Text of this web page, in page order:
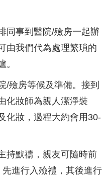
同事到醫院/殮房一起辦
由我們代為處理繁瑣的
。
/殮房等候及準備。接到
化妝師為親人潔淨裝
化妝，過程大約會用30-
持默禱，親友可隨時前
進行入殮禮，其後進行